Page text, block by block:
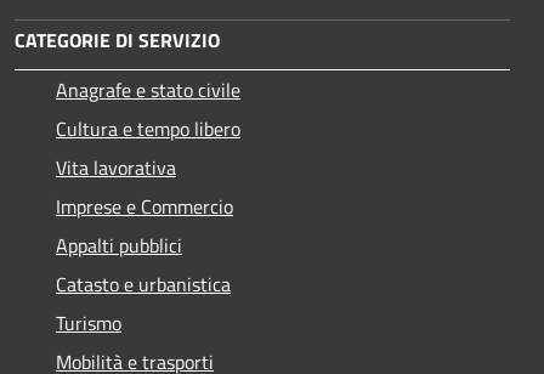
CATEGORIE DI SERVIZIO
Anagrafe e stato civile
Cultura e tempo libero
Vita lavorativa
Imprese e Commercio
Appalti pubblici
Catasto e urbanistica
Turismo
Mobilità e trasporti